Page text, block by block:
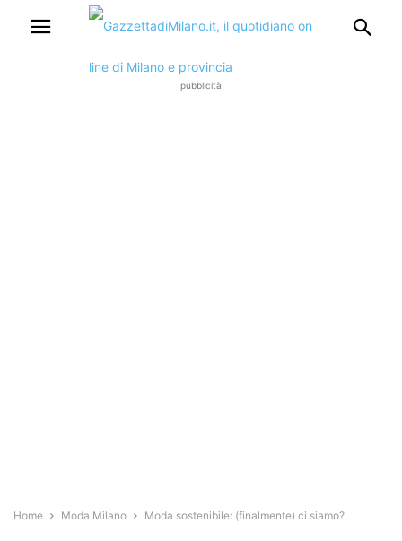
pubblicità
Home Moda Milano Moda sostenibile: (finalmente) ci siamo?